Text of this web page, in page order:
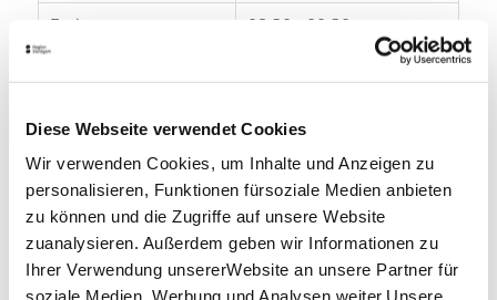
Diese Webseite verwendet Cookies
Wir verwenden Cookies, um Inhalte und Anzeigen zu
personalisieren, Funktionen fürsoziale Medien anbieten
zu können und die Zugriffe auf unsere Website
zuanalysieren. Außerdem geben wir Informationen zu
Ihrer Verwendung unsererWebsite an unsere Partner für
soziale Medien, Werbung und Analysen weiter.Unsere
Freitag
08:30 - 00:30
Sonntag
10:00 - 22:00
Öffnungszeiten von Google
Lage & Kontakt
Gelateria Kaiserbau
Marienplatz 12